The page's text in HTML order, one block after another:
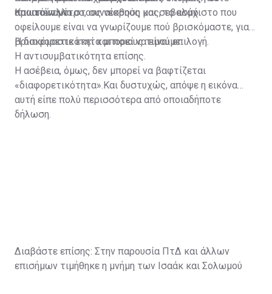
πρωτόκολλο.
απαιτούν μέτρο, συναίσθηση και σεβασμό.
Και απέναντι στους νεκρούς μας, το ελάχιστο που
οφείλουμε είναι να γνωρίζουμε πού βρισκόμαστε, γιατί
βρισκόμαστε εκεί και ποιους τιμούμε.
Η διαφορετικότητα μπορεί να είναι επιλογή.
Η αντισυμβατικότητα επίσης.
Η ασέβεια, όμως, δεν μπορεί να βαφτίζεται
«διαφορετικότητα».Και δυστυχώς, απόψε η εικόνα
αυτή είπε πολύ περισσότερα από οποιαδήποτε
δήλωση.
Διαβάστε επίσης: Στην παρουσία ΠτΔ και άλλων
επισήμων τιμήθηκε η μνήμη των Ισαάκ και Σολωμού